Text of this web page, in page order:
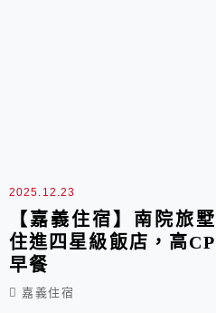
2025.12.23
【嘉義住宿】南院旅
住進四星級飯店，高
早餐
嘉義住宿